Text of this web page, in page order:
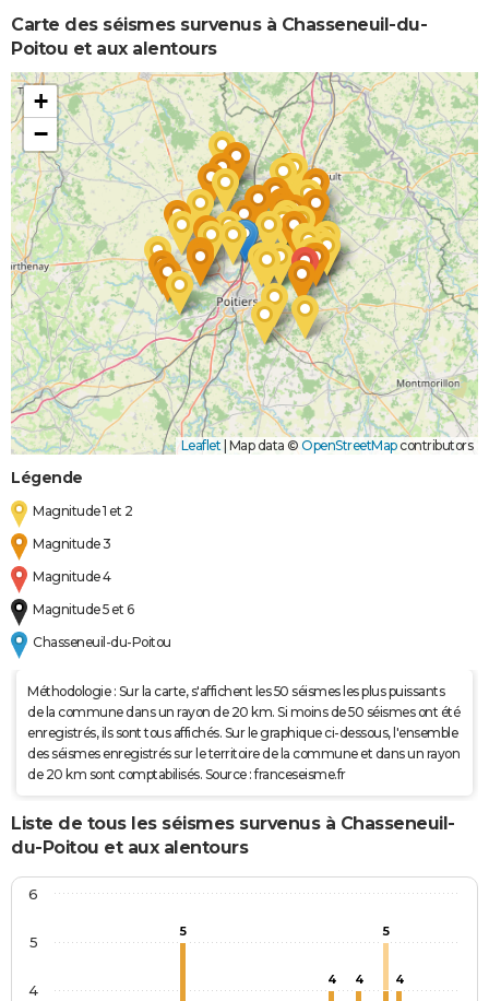
et/ou
Coulées de
Carte des séismes survenus à Chasseneuil-du-
Poitou et aux alentours
+
−
Leaflet Map data © OpenStreetMapcontributors
Légende
Magnitude 1 et 2
Magnitude 3
Magnitude 4
Magnitude 5 et 6
Chasseneuil-du-Poitou
Méthodologie : Sur la carte, s'affichent les 50 séismes les plus puissants
de la commune dans un rayon de 20 km. Si moins de 50 séismes ont été
enregistrés, ils sont tous affichés. Sur le graphique ci-dessous, l'ensemble
des séismes enregistrés sur le territoire de la commune et dans un rayon
de 20 km sont comptabilisés. Source : franceseisme.fr
Liste de tous les séismes survenus à Chasseneuil-
du-Poitou et aux alentours
5
4 4
5
4
4
5
6